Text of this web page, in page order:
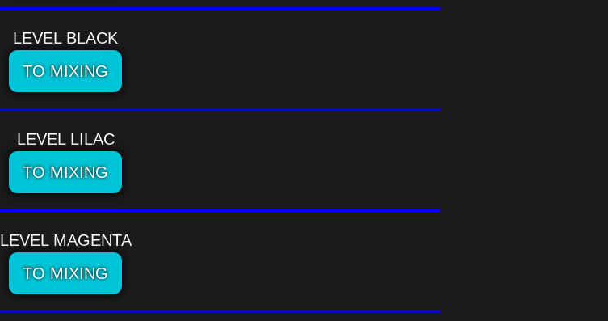
LEVEL BLACK
TO MIXING
LEVEL LILAC
TO MIXING
LEVEL MAGENTA
TO MIXING